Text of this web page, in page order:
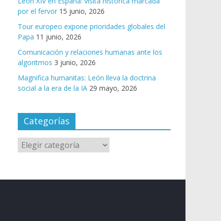
por el fervor 15 junio, 2026
Tour europeo expone prioridades globales del
Papa 11 junio, 2026
Comunicación y relaciones humanas ante los
algoritmos 3 junio, 2026
Magnifica humanitas: León lleva la doctrina
social a la era de la IA 29 mayo, 2026
Categorías